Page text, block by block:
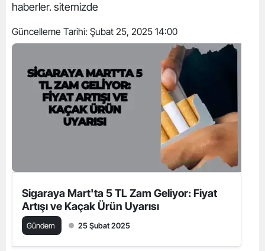
haberler. sitemizde
Güncelleme Tarihi: Şubat 25, 2025 14:00
Sigaraya Mart'ta 5 TL Zam Geliyor: Fiyat
Artışı ve Kaçak Ürün Uyarısı
Gündem 25 Şubat 2025